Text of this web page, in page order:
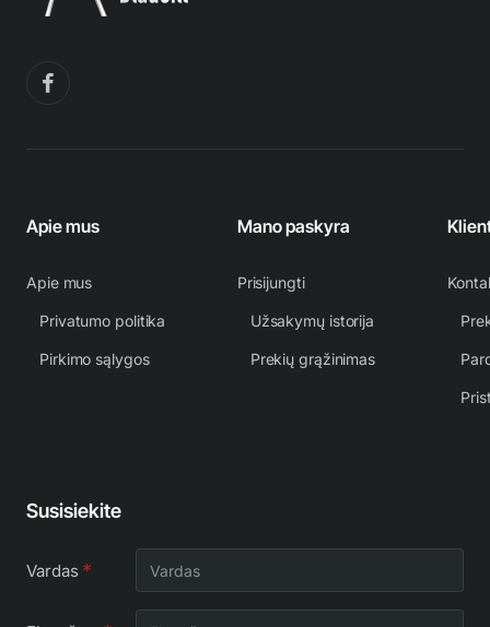
Apie mus
Apie mus
Privatumo politika
Pirkimo sąlygos
Mano paskyra
Prisijungti
Užsakymų istorija
Prekių grąžinimas
Susisiekite
Vardas